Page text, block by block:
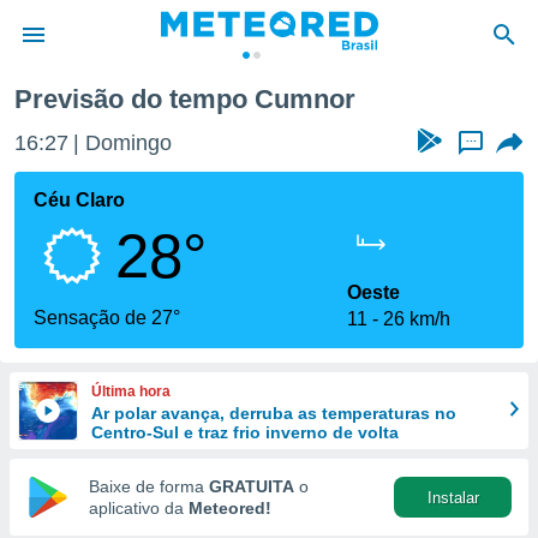
da
fornecidas
a este
das
e
forma
digital
Previsão do tempo Cumnor
16:27 Domingo ...
Céu Claro
28°
Sensação de 27°
Oeste
11
26 km/h
Última hora
Ar polar avança, derruba as temperaturas no
Centro-Sul e traz frio inverno de volta
Baixe de forma GRATUITA o
aplicativo da Meteored!
Instalar